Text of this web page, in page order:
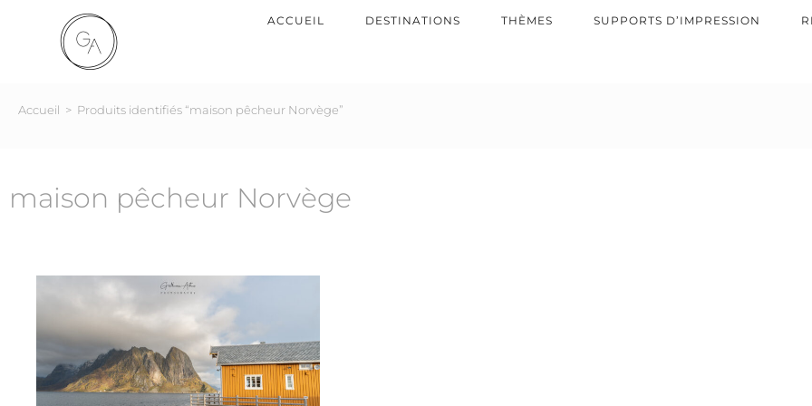
ACCUEIL DESTINATIONS THÈMES SUPPORTS D’IMPRESSION
Accueil > Produits identifiés “maison pêcheur Norvège”
maison pêcheur Norvège